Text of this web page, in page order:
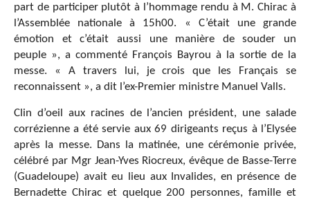
part de participer plutôt à l’hommage rendu à M. Chirac à
l’Assemblée nationale à 15h00. « C’était une grande
émotion et c’était aussi une manière de souder un
peuple », a commenté François Bayrou à la sortie de la
messe. « A travers lui, je crois que les Français se
reconnaissent », a dit l’ex-Premier ministre Manuel Valls.
Clin d’oeil aux racines de l’ancien président, une salade
corrézienne a été servie aux 69 dirigeants reçus à l’Elysée
après la messe. Dans la matinée, une cérémonie privée,
célébré par Mgr Jean-Yves Riocreux, évêque de Basse-Terre
(Guadeloupe) avait eu lieu aux Invalides, en présence de
Bernadette Chirac et quelque 200 personnes, famille et